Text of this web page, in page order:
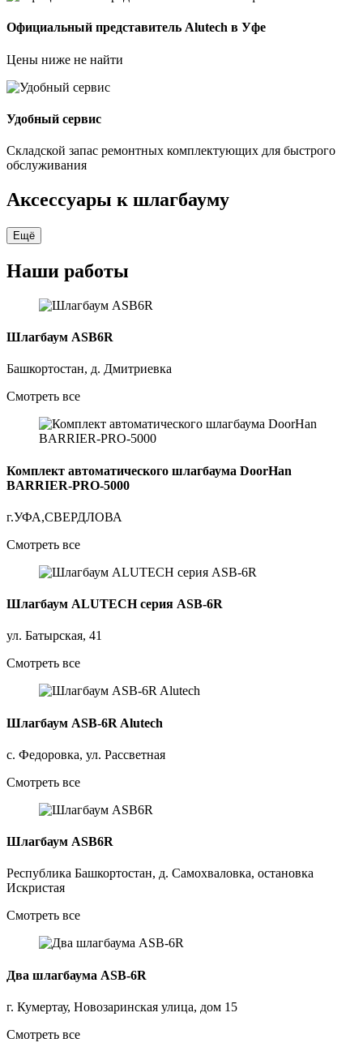
Официальный представитель Alutech в Уфе
Цены ниже не найти
Удобный сервис
Складской запас ремонтных комплектующих для быстрого
обслуживания
Аксессуары к шлагбауму
Ещё
Наши работы
Шлагбаум ASB6R
Башкортостан, д. Дмитриевка
Смотреть все
Комплект автоматического шлагбаума DoorHan
BARRIER-PRO-5000
г.УФА,СВЕРДЛОВА
Смотреть все
Шлагбаум ALUTECH серия ASB-6R
ул. Батырская, 41
Смотреть все
Шлагбаум ASB-6R Alutech
с. Федоровка, ул. Рассветная
Смотреть все
Шлагбаум ASB6R
Республика Башкортостан, д. Самохваловка, остановка
Искристая
Смотреть все
Два шлагбаума ASB-6R
г. Кумертау, Новозаринская улица, дом 15
Смотреть все